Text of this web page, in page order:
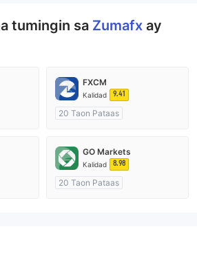
tumingin sa Zumafx ay
FXCM
Kalidad 9.41
20 Taon Pataas
Paggawa ng Market (MM)
Pangunahing label na MT4
GO Markets
Kalidad 8.98
20 Taon Pataas